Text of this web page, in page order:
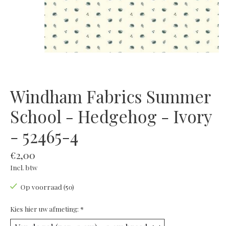
Windham Fabrics Summer
School - Hedgehog - Ivory
- 52465-4
€2,00
Incl. btw
Op voorraad (50)
Kies hier uw afmeting: *